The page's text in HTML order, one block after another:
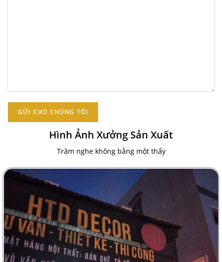
Hình Ảnh Xưởng Sản Xuất
Trăm nghe không bằng một thấy